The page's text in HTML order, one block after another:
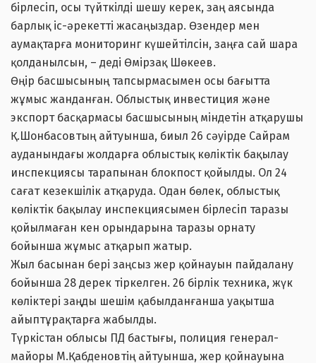
бірлесіп, осы түйткілді шешу керек, заң аясында
барлық іс-әрекетті жасаңыздар. Өзендер мен
аумақтарға мониторинг күшейтілсін, заңға сай шара
қолданылсын, – деді Өмірзақ Шөкеев.
Өңір басшысының тапсырмасымен осы бағытта
жұмыс жанданған. Облыстық инвестиция және
экспорт басқармасы басшысының міндетін атқарушы
Қ.Шонбасовтың айтуынша, биыл 26 сәуірде Сайрам
ауданындағы жолдарға облыстық көліктік бақылау
инспекциясы тарапынан блокпост қойылды. Ол 24
сағат кезекшілік атқаруда. Одан бөлек, облыстық
көліктік бақылау инспекциясымен бірлесіп таразы
қойылмаған кен орындарына таразы орнату
бойынша жұмыс атқарып жатыр.
Жыл басынан бері заңсыз жер қойнауын пайдалану
бойынша 28 дерек тіркелген. 26 бірлік техника, жүк
көліктері заңды шешім қабылданғанша уақытша
айыптұрақтарға жабылды.
Түркістан облысы ПД бастығы, полиция генерал-
майоры М.Қабденовтің айтуынша, жер қойнауына